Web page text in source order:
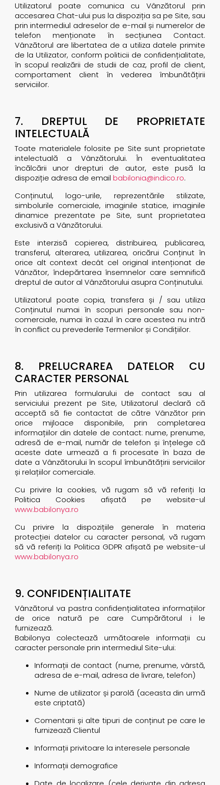
Utilizatorul poate comunica cu Vânzătorul prin
accesarea Chat-ului pus la dispoziția sa pe Site, sau
prin intermediul adreselor de e-mail și numerelor de
telefon menționate în secțiunea Contact.
Vânzătorul are libertatea de a utiliza datele primite
de la Utilizator, conform politicii de confidențialitate,
în scopul realizării de studii de caz, profil de client,
comportament client în vederea îmbunătățirii
serviciilor.
7. DREPTUL DE PROPRIETATE
INTELECTUALĂ
Toate materialele folosite pe Site sunt proprietate
intelectuală a Vânzătorului. În eventualitatea
încălcării unor drepturi de autor, este pusă la
dispoziție adresa de email babilonia@indico.ro.
Conținutul, logo-urile, reprezentările stilizate,
simbolurile comerciale, imaginile statice, imaginile
dinamice prezentate pe Site, sunt proprietatea
exclusivă a Vânzătorului.
Este interzisă copierea, distribuirea, publicarea,
transferul, alterarea, utilizarea, oricărui Conținut în
orice alt context decât cel original intenționat de
Vânzător, îndepărtarea însemnelor care semnifică
dreptul de autor al Vânzătorului asupra Conținutului.
Utilizatorul poate copia, transfera și / sau utiliza
Conținutul numai în scopuri personale sau non-
comerciale, numai în cazul în care acestea nu intră
în conflict cu prevederile Termenilor și Condițiilor.
8. PRELUCRAREA DATELOR CU
CARACTER PERSONAL
Prin utilizarea formularului de contact sau al
serviciului prezent pe Site, Utilizatorul declară că
acceptă să fie contactat de către Vânzător prin
orice mijloace disponibile, prin completarea
informațiilor din datele de contact: nume, prenume,
adresă de e-mail, număr de telefon și înțelege că
aceste date urmează a fi procesate în baza de
date a Vânzătorului în scopul îmbunătățirii serviciilor
și relațiilor comerciale.
Cu privire la cookies, vă rugam să vă referiți la
Politica Cookies afișată pe website-ul
www.babilonya.ro
Cu privire la dispozițiile generale în materia
protecției datelor cu caracter personal, vă rugam
să vă referiți la Politica GDPR afișată pe website-ul
www.babilonya.ro
9. CONFIDENȚIALITATE
Vânzătorul va pastra confidențialitatea informațiilor
de orice natură pe care Cumpărătorul i le
furnizează.
Babilonya colectează următoarele informații cu
caracter personale prin intermediul Site-ului:
Informații de contact (nume, prenume, vârstă,
adresa de e-mail, adresa de livrare, telefon)
Nume de utilizator și parolă (aceasta din urmă
este criptată)
Comentarii și alte tipuri de conținut pe care le
furnizează Clientul
Informații privitoare la interesele personale
Informații demografice